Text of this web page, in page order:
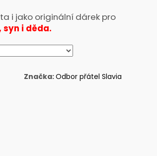
i jako originální dárek pro
syn i děda.
Značka:Odbor přátel Slavia